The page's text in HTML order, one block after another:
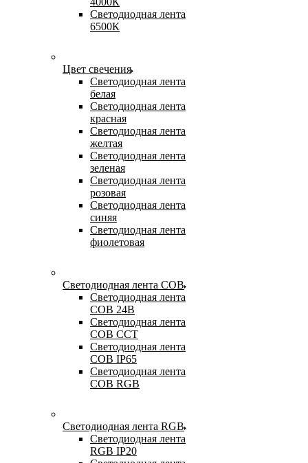
Светодиодная лента
6500К
Цвет свечения
Светодиодная лента
белая
Светодиодная лента
красная
Светодиодная лента
желтая
Светодиодная лента
зеленая
Светодиодная лента
розовая
Светодиодная лента
синяя
Светодиодная лента
фиолетовая
Светодиодная лента COB
Светодиодная лента
COB 24В
Светодиодная лента
COB CCT
Светодиодная лента
COB IP65
Светодиодная лента
COB RGB
Светодиодная лента RGB
Светодиодная лента
RGB IP20